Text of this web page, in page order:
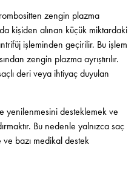
zengin plazma
kişiden alınan küçük miktardaki
işleminden geçirilir. Bu işlem
zengin plazma ayrıştırılır.
deri veya ihtiyaç duyulan
yenilenmesini desteklemek ve
Bu nedenle yalnızca saç
bazı medikal destek